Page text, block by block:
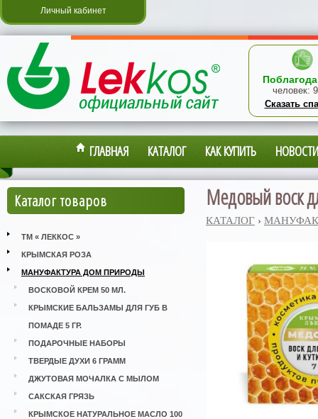
Личный кабинет
человек:
Сказать
ГЛАВНАЯ КАТАЛОГ КАК КУПИТЬ НОВОСТИ
Каталог товаров
ТМ « ЛЕККОС »
КРЫМСКАЯ РОЗА
МАНУФАКТУРА ДОМ ПРИРОДЫ
ВОСКОВОЙ КРЕМ 50 МЛ.
КРЫМСКИЕ БАЛЬЗАМЫ ДЛЯ ГУБ В
ПОМАДЕ 5 ГР.
ПОДАРОЧНЫЕ НАБОРЫ
ТВЕРДЫЕ ДУХИ 6 ГРАММ
ДЖУТОВАЯ МОЧАЛКА С МЫЛОМ
САКСКАЯ ГРЯЗЬ
КРЫМСКОЕ НАТУРАЛЬНОЕ МАСЛО 100
Медовый воск
КАТАЛОГ ›